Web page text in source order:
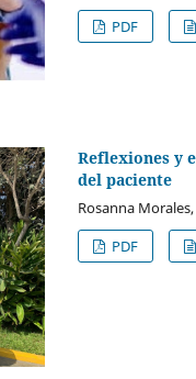
PDF
Reflexiones y
del paciente
Rosanna
PDF